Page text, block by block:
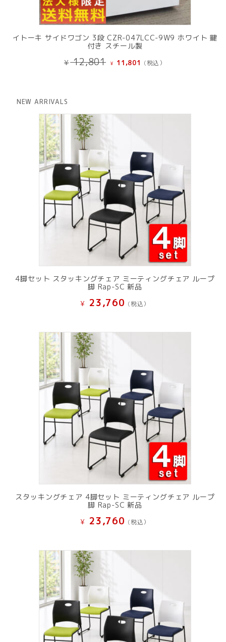
イトーキ サイドワゴン 3段 CZR-047LCC-9W9 ホワイト 鍵
付き スチール製
¥12,801 元
¥ 11,801 現
(税込）
NEW ARRIVALS
4脚セット スタッキングチェア ミーティングチェア ループ
脚 Rap-SC 新品
¥ 23,760 (税込）
スタッキングチェア 4脚セット ミーティングチェア ループ
脚 Rap-SC 新品
¥ 23,760 (税込）